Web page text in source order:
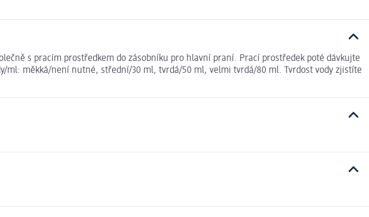
s pracím prostředkem do zásobníku pro hlavní praní. Prací prostředek poté dávkujte
ml: měkká/není nutné, střední/30 ml, tvrdá/50 ml, velmi tvrdá/80 ml. Tvrdost vody zjistíte